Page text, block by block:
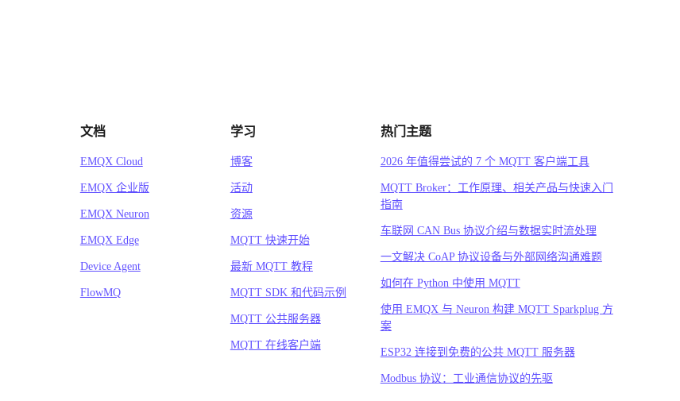
文档
EMQX Cloud
EMQX 企业版
EMQX Neuron
EMQX Edge
Device Agent
FlowMQ
学习
博客
活动
资源
MQTT 快速开始
最新 MQTT 教程
MQTT SDK 和代码示例
MQTT 公共服务器
MQTT 在线客户端
热门主题
2026 年值得尝试的 7 个 MQTT 客户端工具
MQTT Broker：工作原理、相关产品与快速入门
指南
车联网 CAN Bus 协议介绍与数据实时流处理
一文解决 CoAP 协议设备与外部网络沟通难题
如何在 Python 中使用 MQTT
使用 EMQX 与 Neuron 构建 MQTT Sparkplug 方
案
ESP32 连接到免费的公共 MQTT 服务器
Modbus 协议：工业通信协议的先驱